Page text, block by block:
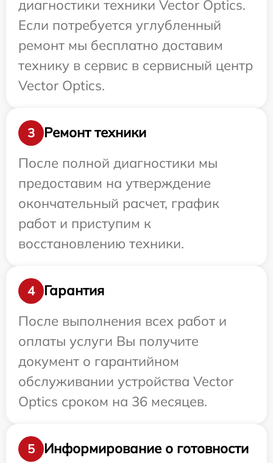
диагностики техники Vector Optics.
Если потребуется углубленный
ремонт мы бесплатно доставим
технику в сервис в сервисный центр
Vector Optics.
3
Ремонт техники
После полной диагностики мы
предоставим на утверждение
окончательный расчет, график
работ и приступим к
восстановлению техники.
4
Гарантия
После выполнения всех работ и
оплаты услуги Вы получите
документ о гарантийном
обслуживании устройства Vector
Optics сроком на 36 месяцев.
5
Информирование о готовности